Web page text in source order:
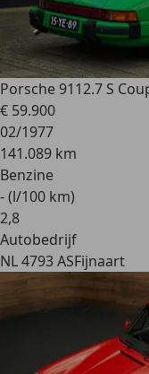
Porsche 9112.7 S
€ 59.900
02/1977
141.089 km
Benzine
- (l/100 km)
2,8
Autobedrijf
NL 4793 ASFijnaart